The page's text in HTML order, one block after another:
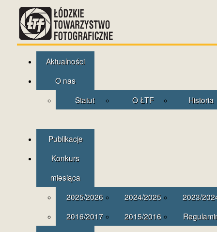
Aktualności
O nas
Statut
O ŁTF Historia
Publikacje
Konkurs
miesiąca
2025/2026
2024/2025
2023/
2016/2017
2015/2016